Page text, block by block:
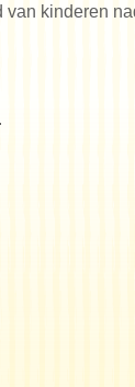
van kinderen
.